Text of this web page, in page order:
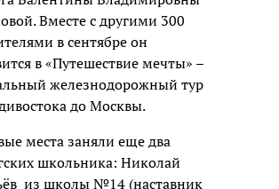
Вместе с другими 300
в сентябре он
в «Путешествие мечты» –
железнодорожный тур
до Москвы.
места заняли еще два
школьника: Николай
из школы №14 (наставник